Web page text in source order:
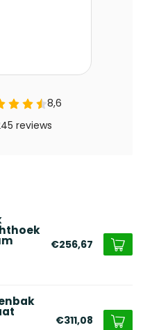
€256,67
€311,08